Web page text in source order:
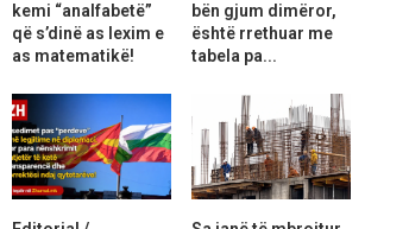
kemi “analfabetë”
që s’dinë as lexim e
as matematikë!
bën gjum dimëror,
është rrethuar me
tabela pa...